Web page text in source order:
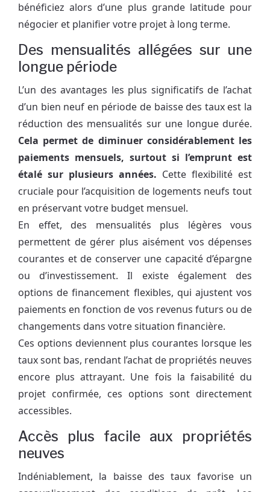
bénéficiez alors d’une plus grande latitude pour
négocier et planifier votre projet à long terme.
Des mensualités allégées sur une
longue période
L’un des avantages les plus significatifs de l’achat
d’un bien neuf en période de baisse des taux est la
réduction des mensualités sur une longue durée.
Cela permet de diminuer considérablement les
paiements mensuels, surtout si l’emprunt est
étalé sur plusieurs années. Cette flexibilité est
cruciale pour l’acquisition de logements neufs tout
en préservant votre budget mensuel.
En effet, des mensualités plus légères vous
permettent de gérer plus aisément vos dépenses
courantes et de conserver une capacité d’épargne
ou d’investissement. Il existe également des
options de financement flexibles, qui ajustent vos
paiements en fonction de vos revenus futurs ou de
changements dans votre situation financière.
Ces options deviennent plus courantes lorsque les
taux sont bas, rendant l’achat de propriétés neuves
encore plus attrayant. Une fois la faisabilité du
projet confirmée, ces options sont directement
accessibles.
Accès plus facile aux propriétés
neuves
Indéniablement, la baisse des taux favorise un